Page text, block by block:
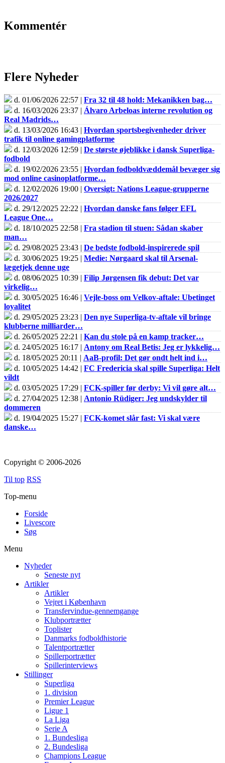
Kommentér
Flere Nyheder
d. 01/06/2026 22:57 | Fra 32 til 48 hold: Mekanikken bag…
d. 16/03/2026 23:37 | Álvaro Arbeloas interne revolution og
Real Madrids…
d. 13/03/2026 16:43 | Hvordan sportsbegivenheder driver
trafik til online gamingplatforme
d. 12/03/2026 12:59 | De største øjeblikke i dansk Superliga-
fodbold
d. 19/02/2026 23:55 | Hvordan fodboldvæddemål bevæger sig
mod online casinoplatforme…
d. 12/02/2026 19:00 | Oversigt: Nations League-grupperne
2026/2027
d. 29/12/2025 22:22 | Hvordan danske fans følger EFL
League One…
d. 18/10/2025 22:58 | Fra stadion til stuen: Sådan skaber
man…
d. 29/08/2025 23:43 | De bedste fodbold-inspirerede spil
d. 30/06/2025 19:25 | Medie: Nørgaard skal til Arsenal-
lægetjek denne uge
d. 08/06/2025 10:39 | Filip Jørgensen fik debut: Det var
virkelig…
d. 30/05/2025 16:46 | Vejle-boss om Velkov-aftale: Ubetinget
loyalitet
d. 29/05/2025 23:23 | Den nye Superliga-tv-aftale vil bringe
klubberne milliarder…
d. 26/05/2025 22:21 | Kan du stole på en kamp tracker…
d. 24/05/2025 16:17 | Antony om Real Betis: Jeg er lykkelig…
d. 18/05/2025 20:11 | AaB-profil: Det gør ondt helt ind i…
d. 10/05/2025 14:42 | FC Fredericia skal spille Superliga: Helt
vildt
d. 03/05/2025 17:29 | FCK-spiller før derby: Vi vil gøre alt…
d. 27/04/2025 12:38 | Antonio Rüdiger: Jeg undskylder til
dommeren
d. 19/04/2025 15:27 | FCK-komet slår fast: Vi skal være
danske…
Copyright © 2006-2026
Til top RSS
Top-menu
Forside
Livescore
Søg
Menu
Nyheder
Seneste nyt
Artikler
Artikler
Vejret i København
Transfervindue-gennemgange
Klubportrætter
Toplister
Danmarks fodboldhistorie
Talentportrætter
Spillerportrætter
Spillerinterviews
Stillinger
Superliga
1. division
Premier League
Ligue 1
La Liga
Serie A
1. Bundesliga
2. Bundesliga
Champions League